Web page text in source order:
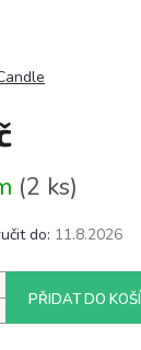
(2 ks)
do: 11.8.2026
PŘIDAT DO